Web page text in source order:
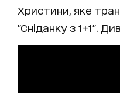
Христини, яке
"Сніданку з 1+1".